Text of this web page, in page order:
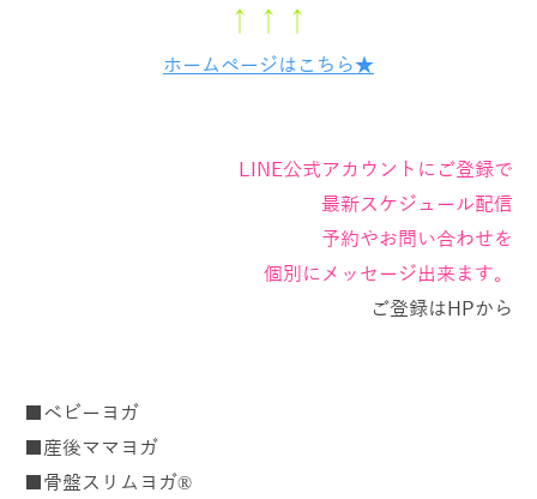
↑↑↑
ホームページはこちら★
LINE公式アカウントにご登録で
最新スケジュール配信
予約やお問い合わせを
個別にメッセージ出来ます。
ご登録はHPから
■ベビーヨガ
■産後ママヨガ
■骨盤スリムヨガ®